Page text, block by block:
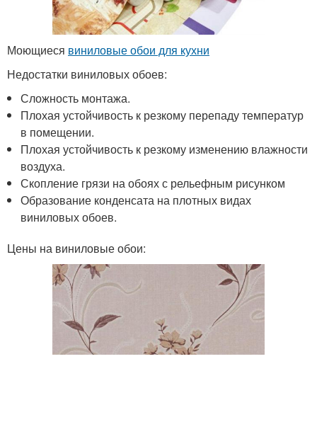
Моющиеся виниловые обои для кухни
Недостатки виниловых обоев:
Сложность монтажа.
Плохая устойчивость к резкому перепаду температур
в помещении.
Плохая устойчивость к резкому изменению влажности
воздуха.
Скопление грязи на обоях с рельефным рисунком
Образование конденсата на плотных видах
виниловых обоев.
Цены на виниловые обои: